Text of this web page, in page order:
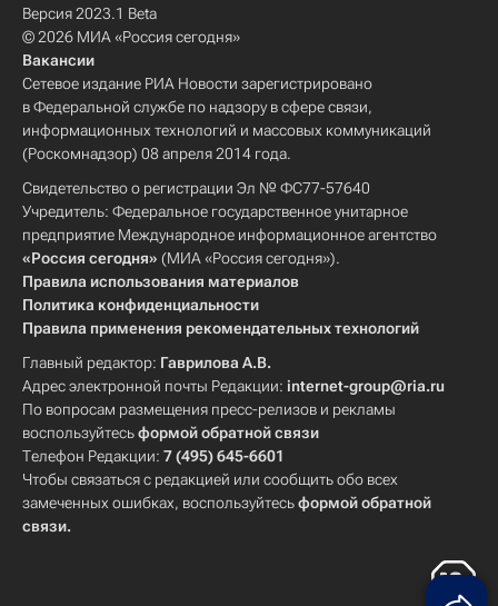
Версия 2023.1 Beta
© 2026 МИА «Россия сегодня»
Вакансии
Сетевое издание РИА Новости зарегистрировано
в Федеральной службе по надзору в сфере связи,
информационных технологий и массовых коммуникаций
(Роскомнадзор) 08 апреля 2014 года.
Свидетельство о регистрации Эл № ФС77-57640
Учредитель: Федеральное государственное унитарное
предприятие Международное информационное агентство
«Россия сегодня» (МИА «Россия сегодня»).
Правила использования материалов
Политика конфиденциальности
Правила применения рекомендательных технологий
Главный редактор: Гаврилова А.В.
Адрес электронной почты Редакции: internet-group@ria.ru
По вопросам размещения пресс-релизов и рекламы
воспользуйтесьформой обратной связи
Телефон Редакции: 7 (495) 645-6601
Чтобы связаться с редакцией или сообщить обо всех
замеченных ошибках, воспользуйтесьформой обратной
связи.